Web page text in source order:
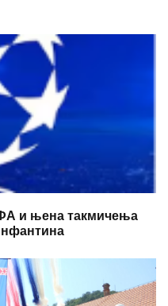
и њена такмичења